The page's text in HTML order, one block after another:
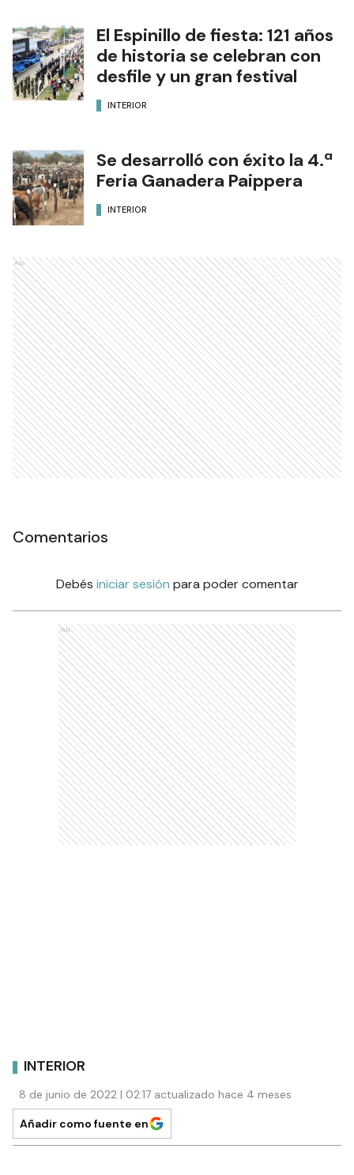
El Espinillo de fiesta: 121 años
de historia se celebran con
desfile y un gran festival
INTERIOR
Se desarrolló con éxito la 4.ª
Feria Ganadera Paippera
INTERIOR
Ads
Comentarios
Debés iniciar sesión para poder comentar
Ads
INTERIOR
8 de junio de 2022 | 02:17 actualizado hace 4 meses
Añadir como fuente en